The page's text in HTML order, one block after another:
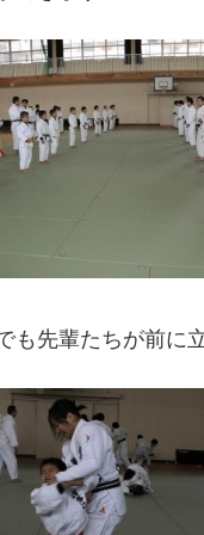
も先輩たちが前に